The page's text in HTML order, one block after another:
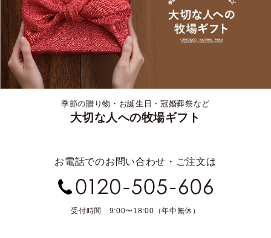
季節の贈り物・お誕生日・冠婚葬祭など
大切な人への牧場ギフト
お電話でのお問い合わせ・ご注文は
受付時間 9:00〜18:00（年中無休）